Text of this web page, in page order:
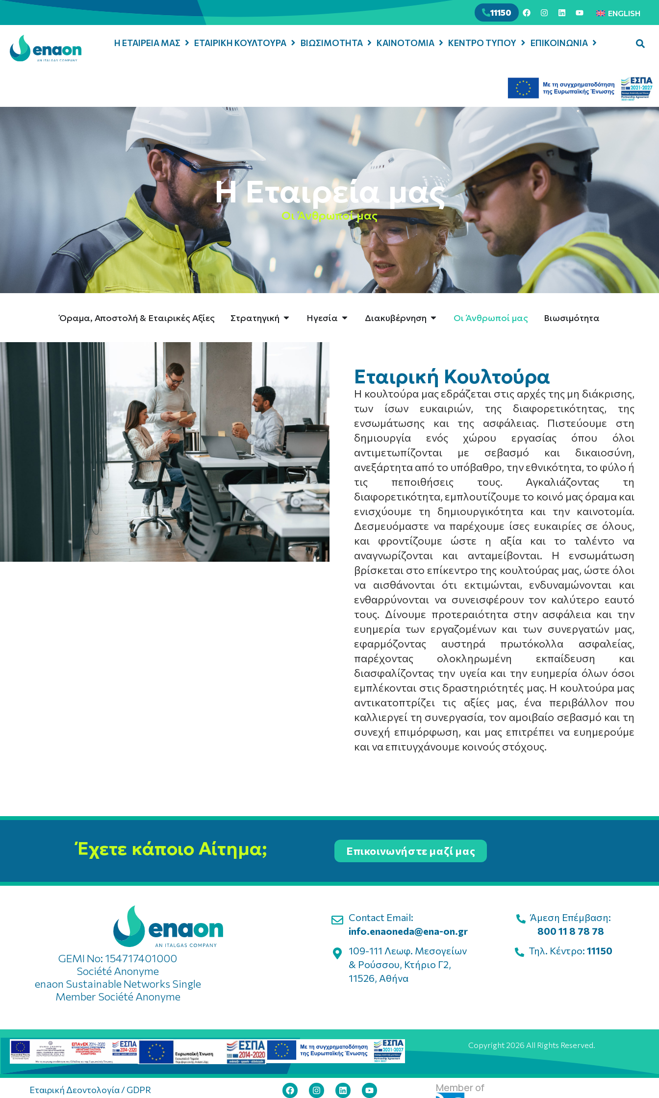
11150 ENGLISH
Η ΕΤΑΙΡΕΙΑ ΜΑΣ ΕΤΑΙΡΙΚΗ ΚΟΥΛΤΟΥΡΑ ΒΙΩΣΙΜΟΤΗΤΑ ΚΑΙΝΟΤΟΜΙΑ ΚΕΝΤΡΟ ΤΥΠΟΥ ΕΠΙΚΟΙΝΩΝΙΑ
Η Εταιρεία μας
Οι Άνθρωποί μας
Όραμα, Αποστολή & Εταιρικές Αξίες Στρατηγική Ηγεσία Διακυβέρνηση Οι Άνθρωποί μας Βιωσιμότητα
Εταιρική Κουλτούρα
Η κουλτούρα μας εδράζεται στις αρχές της μη διάκρισης,
των ίσων ευκαιριών, της διαφορετικότητας, της
ενσωμάτωσης και της ασφάλειας. Πιστεύουμε στη
δημιουργία ενός χώρου εργασίας όπου όλοι
αντιμετωπίζονται με σεβασμό και δικαιοσύνη,
ανεξάρτητα από το υπόβαθρο, την εθνικότητα, το φύλο ή
τις πεποιθήσεις τους. Αγκαλιάζοντας τη
διαφορετικότητα, εμπλουτίζουμε το κοινό μας όραμα και
ενισχύουμε τη δημιουργικότητα και την καινοτομία.
Δεσμευόμαστε να παρέχουμε ίσες ευκαιρίες σε όλους,
και φροντίζουμε ώστε η αξία και το ταλέντο να
αναγνωρίζονται και ανταμείβονται. Η ενσωμάτωση
βρίσκεται στο επίκεντρο της κουλτούρας μας, ώστε όλοι
να αισθάνονται ότι εκτιμώνται, ενδυναμώνονται και
ενθαρρύνονται να συνεισφέρουν τον καλύτερο εαυτό
τους. Δίνουμε προτεραιότητα στην ασφάλεια και την
ευημερία των εργαζομένων και των συνεργατών μας,
εφαρμόζοντας αυστηρά πρωτόκολλα ασφαλείας,
παρέχοντας ολοκληρωμένη εκπαίδευση και
διασφαλίζοντας την υγεία και την ευημερία όλων όσοι
εμπλέκονται στις δραστηριότητές μας. Η κουλτούρα μας
αντικατοπτρίζει τις αξίες μας, ένα περιβάλλον που
καλλιεργεί τη συνεργασία, τον αμοιβαίο σεβασμό και τη
συνεχή επιμόρφωση, και μας επιτρέπει να ευημερούμε
και να επιτυγχάνουμε κοινούς στόχους.
Έχετε κάποιο Αίτημα; Επικοινωνήστε μαζί μας
Contact Email:
info.enaoneda@ena-on.gr
109-111 Λεωφ. Μεσογείων
& Ρούσσου, Κτήριο Γ2,
11526, Αθήνα
GEMI No: 154717401000
Société Anonyme
enaon Sustainable Networks Single
Member Société Anonyme
Άμεση Επέμβαση:
800 11 8 78 78
Τηλ. Κέντρο:11150
Copyright 2026 All Rights Reserved.
Εταιρική Δεοντολογία / GDPR Member of